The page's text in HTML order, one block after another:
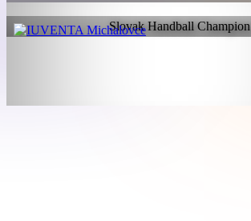
Slovak Handball Champion